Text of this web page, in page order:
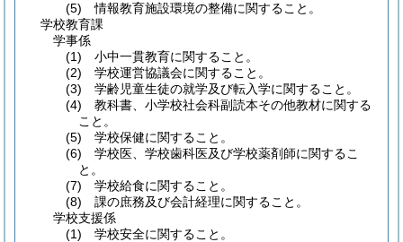
(5) 情報教育施設環境の整備に関すること。
学校教育課
学事係
(1) 小中一貫教育に関すること。
(2) 学校運営協議会に関すること。
(3) 学齢児童生徒の就学及び転入学に関すること。
(4) 教科書、小学校社会科副読本その他教材に関する
こと。
(5) 学校保健に関すること。
(6) 学校医、学校歯科医及び学校薬剤師に関するこ
と。
(7) 学校給食に関すること。
(8) 課の庶務及び会計経理に関すること。
学校支援係
(1) 学校安全に関すること。